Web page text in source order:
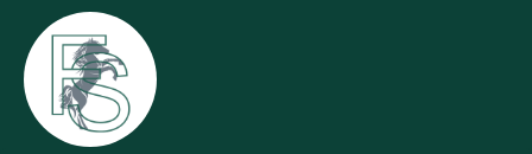
Zum Hauptinhalt springen